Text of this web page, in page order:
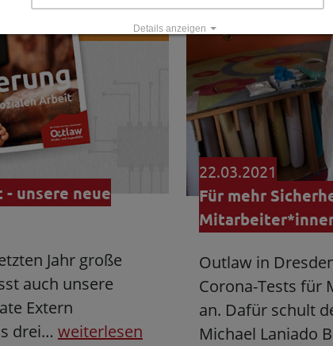
unsere neue
Jahr große
auch unsere
Extern
drei… weiterlesen
22.03.2021
Für mehr
Outlaw in
Corona-Tests für
an. Dafür schult
Michael Laniado
Details anzeigen